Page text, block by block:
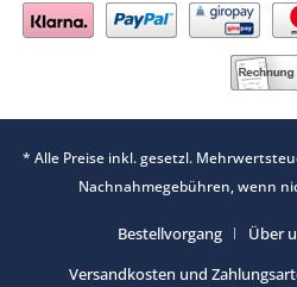
* Alle Preise inkl. gesetzl.
Nachnahmegebühren, wenn
Bestellvorgang Über
Versandkosten und